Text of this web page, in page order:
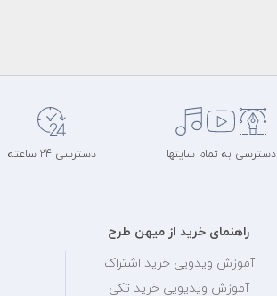
دسترسی به تمام سایتها دسترسی 24 ساعته
راهنمای خرید از میهن طرح
آموزش ویدویی خرید اشتراک
آموزش ویدیویی خرید تکی